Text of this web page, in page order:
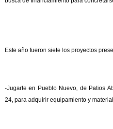
Este año fueron siete los proyectos
-Jugarte en Pueblo Nuevo, de Patios
24, para adquirir equipamiento y